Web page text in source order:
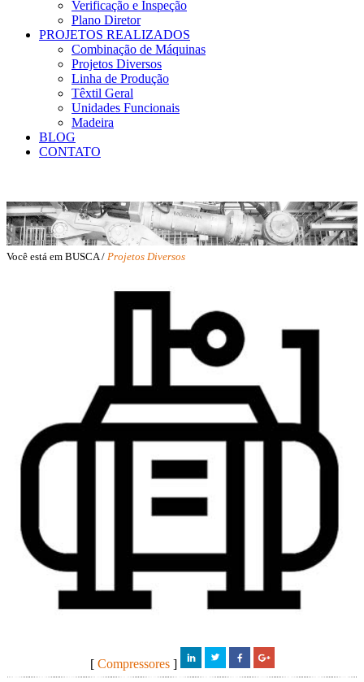
Verificação e Inspeção
Plano Diretor
PROJETOS REALIZADOS
Combinação de Máquinas
Projetos Diversos
Linha de Produção
Têxtil Geral
Unidades Funcionais
Madeira
BLOG
CONTATO
Você está em BUSCA / Projetos Diversos
[ Compressores]